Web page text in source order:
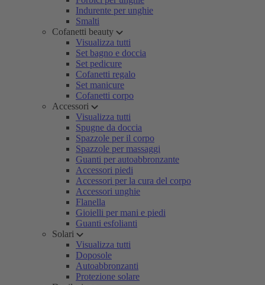
Indurente per unghie
Smalti
Cofanetti beauty
Visualizza tutti
Set bagno e doccia
Set pedicure
Cofanetti regalo
Set manicure
Cofanetti corpo
Accessori
Visualizza tutti
Spugne da doccia
Spazzole per il corpo
Spazzole per massaggi
Guanti per autoabbronzante
Accessori piedi
Accessori per la cura del corpo
Accessori unghie
Flanella
Gioielli per mani e piedi
Guanti esfolianti
Solari
Visualizza tutti
Doposole
Autoabbronzanti
Protezione solare